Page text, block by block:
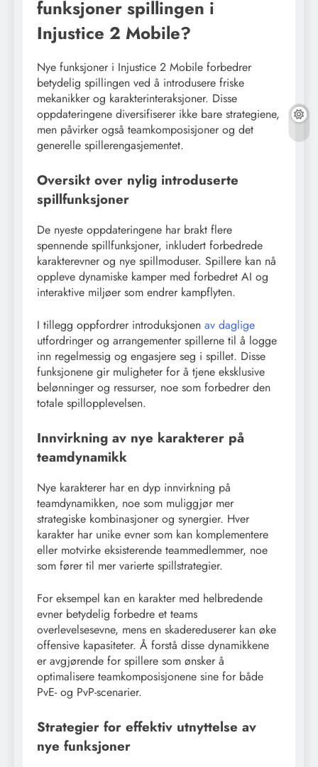
funksjoner spillingen i
Injustice 2 Mobile?
Nye funksjoner i Injustice 2 Mobile forbedrer
betydelig spillingen ved å introdusere friske
mekanikker og karakterinteraksjoner. Disse
oppdateringene diversifiserer ikke bare strategiene,
men påvirker også teamkomposisjoner og det
generelle spillerengasjementet.
Oversikt over nylig introduserte
spillfunksjoner
De nyeste oppdateringene har brakt flere
spennende spillfunksjoner, inkludert forbedrede
karakterevner og nye spillmoduser. Spillere kan nå
oppleve dynamiske kamper med forbedret AI og
interaktive miljøer som endrer kampflyten.
I tillegg oppfordrer introduksjonen av daglige
utfordringer og arrangementer spillerne til å logge
inn regelmessig og engasjere seg i spillet. Disse
funksjonene gir muligheter for å tjene eksklusive
belønninger og ressurser, noe som forbedrer den
totale spillopplevelsen.
Innvirkning av nye karakterer på
teamdynamikk
Nye karakterer har en dyp innvirkning på
teamdynamikken, noe som muliggjør mer
strategiske kombinasjoner og synergier. Hver
karakter har unike evner som kan komplementere
eller motvirke eksisterende teammedlemmer, noe
som fører til mer varierte spillstrategier.
For eksempel kan en karakter med helbredende
evner betydelig forbedre et teams
overlevelsesevne, mens en skadereduserer kan øke
offensive kapasiteter. Å forstå disse dynamikkene
er avgjørende for spillere som ønsker å
optimalisere teamkomposisjonene sine for både
PvE- og PvP-scenarier.
Strategier for effektiv utnyttelse av
nye funksjoner